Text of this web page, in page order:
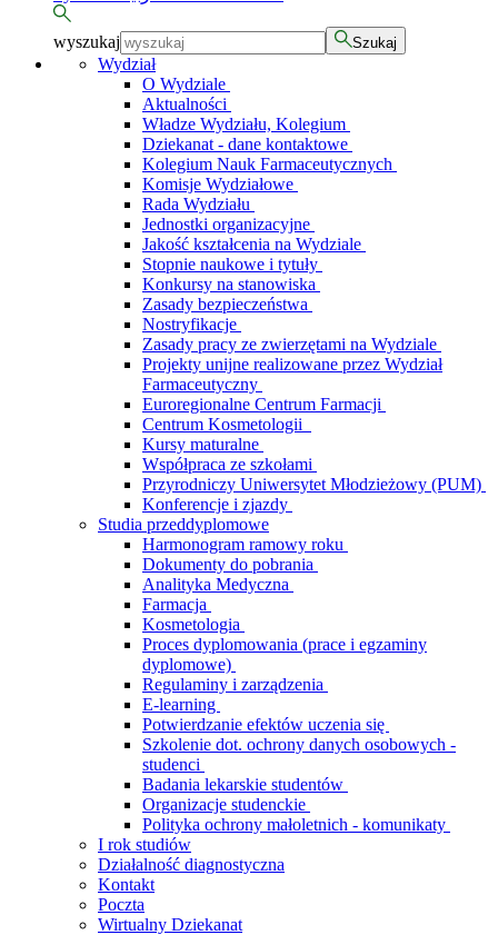
wyszukaj Szukaj
Wydział
O Wydziale
Aktualności
Władze Wydziału, Kolegium
Dziekanat - dane kontaktowe
Kolegium Nauk Farmaceutycznych
Komisje Wydziałowe
Rada Wydziału
Jednostki organizacyjne
Jakość kształcenia na Wydziale
Stopnie naukowe i tytuły
Konkursy na stanowiska
Zasady bezpieczeństwa
Nostryfikacje
Zasady pracy ze zwierzętami na Wydziale
Projekty unijne realizowane przez Wydział
Farmaceutyczny
Euroregionalne Centrum Farmacji
Centrum Kosmetologii
Kursy maturalne
Współpraca ze szkołami
Przyrodniczy Uniwersytet Młodzieżowy (PUM)
Konferencje i zjazdy
Studia przeddyplomowe
Harmonogram ramowy roku
Dokumenty do pobrania
Analityka Medyczna
Farmacja
Kosmetologia
Proces dyplomowania (prace i egzaminy
dyplomowe)
Regulaminy i zarządzenia
E-learning
Potwierdzanie efektów uczenia się
Szkolenie dot. ochrony danych osobowych -
studenci
Badania lekarskie studentów
Organizacje studenckie
Polityka ochrony małoletnich - komunikaty
I rok studiów
Działalność diagnostyczna
Kontakt
Poczta
Wirtualny Dziekanat